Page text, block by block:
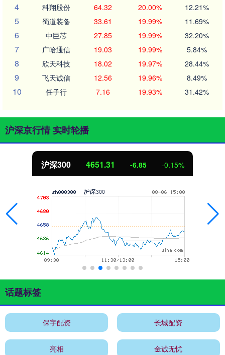
4 科翔股份 64.32 20.00% 12.21%
5 蜀道装备 33.61 19.99% 11.69%
6 中巨芯 27.85 19.99% 32.20%
7 广哈通信 19.03 19.99% 5.84%
8 欣天科技 18.02 19.97% 28.44%
9 飞天诚信 12.56 19.96% 8.49%
10 任子行 7.16 19.93% 31.42%
沪深京行情 实时轮播
沪深300 4651.31 -6.85 -0.15%
话题标签
保宇配资 长城配资
亮相 金诚无忧